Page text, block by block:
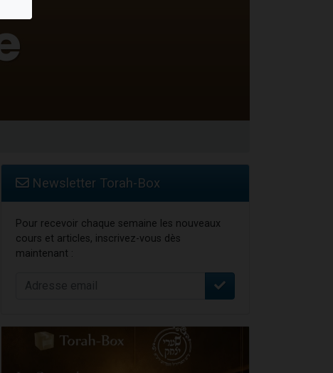
leur maman
Newsletter Torah-Box
Pour recevoir chaque semaine les nouveaux
cours et articles, inscrivez-vous dès
maintenant :